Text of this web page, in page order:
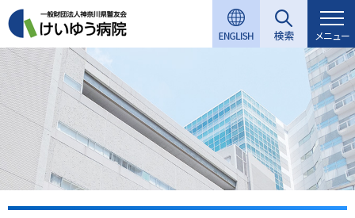
グ
ロ
ー
バ
ル
ナ
ビ
ゲ
ー
シ
ョ
本
文
へ
ロ
ー
カ
ル
ナ
ビ
ゲ
ー
シ
ョ
ン
フ
ッ
タ
ー
へ
メニュー